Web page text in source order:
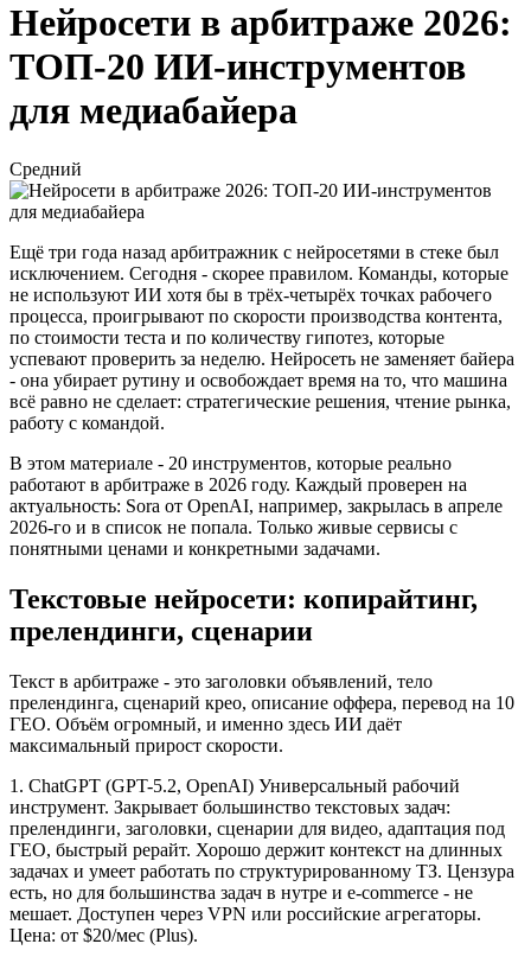
Нейросети в арбитраже 2026:
ТОП-20 ИИ-инструментов
для медиабайера
Средний
Ещё три года назад арбитражник с нейросетями в стеке был
исключением. Сегодня - скорее правилом. Команды, которые
не используют ИИ хотя бы в трёх-четырёх точках рабочего
процесса, проигрывают по скорости производства контента,
по стоимости теста и по количеству гипотез, которые
успевают проверить за неделю. Нейросеть не заменяет байера
- она убирает рутину и освобождает время на то, что машина
всё равно не сделает: стратегические решения, чтение рынка,
работу с командой.
В этом материале - 20 инструментов, которые реально
работают в арбитраже в 2026 году. Каждый проверен на
актуальность: Sora от OpenAI, например, закрылась в апреле
2026-го и в список не попала. Только живые сервисы с
понятными ценами и конкретными задачами.
Текстовые нейросети: копирайтинг,
прелендинги, сценарии
Текст в арбитраже - это заголовки объявлений, тело
прелендинга, сценарий крео, описание оффера, перевод на 10
ГЕО. Объём огромный, и именно здесь ИИ даёт
максимальный прирост скорости.
1. ChatGPT (GPT-5.2, OpenAI) Универсальный рабочий
инструмент. Закрывает большинство текстовых задач:
прелендинги, заголовки, сценарии для видео, адаптация под
ГЕО, быстрый рерайт. Хорошо держит контекст на длинных
задачах и умеет работать по структурированному ТЗ. Цензура
есть, но для большинства задач в нутре и e-commerce - не
мешает. Доступен через VPN или российские агрегаторы.
Цена: от $20/мес (Plus).